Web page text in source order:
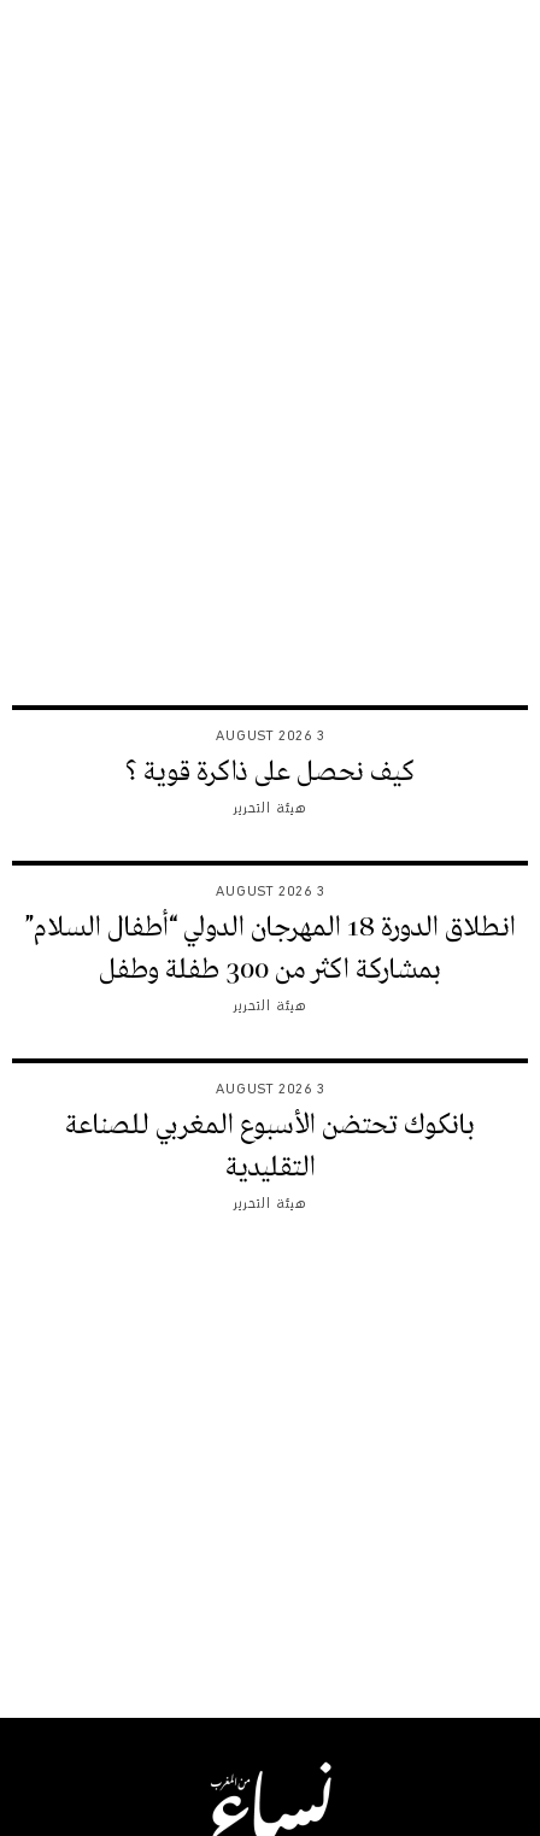
3 AUGUST 2026
كيف نحصل على ذاكرة قوية ؟
هيئة التحرير
3 AUGUST 2026
انطلاق الدورة 18 المهرجان الدولي “أطفال السلام”
بمشاركة اكثر من 300 طفلة وطفل
هيئة التحرير
3 AUGUST 2026
بانكوك تحتضن الأسبوع المغربي للصناعة
التقليدية
هيئة التحرير